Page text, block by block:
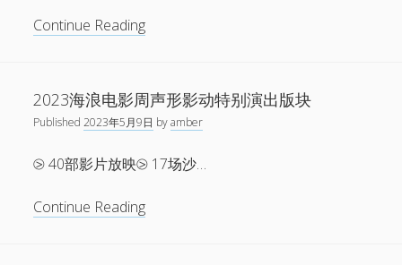
Continue Reading无
园
——
琥
2023
演
2023海浪电影周声形影动特别演出版块
Published2023年5月9日 byamber
⧁ 40部影片放映⧁ 17场沙…
Continue Reading2023